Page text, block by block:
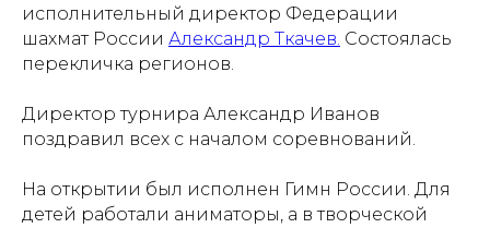
исполнительный директор Федерации
шахмат России Александр Ткачев. Состоялась
перекличка регионов.
Директор турнира Александр Иванов
поздравил всех с началом соревнований.
На открытии был исполнен Гимн России. Для
детей работали аниматоры, а в творческой